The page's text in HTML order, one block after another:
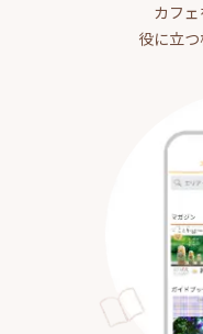
カフ
役に立つ